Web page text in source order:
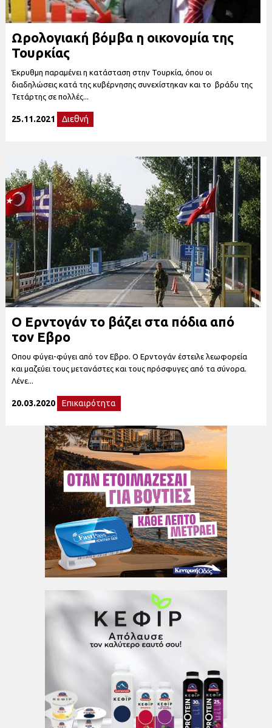
Ωρολογιακή βόμβα η οικονομία της
Τουρκίας
Έκρυθμη παραμένει η κατάσταση στην Τουρκία, όπου οι
διαδηλώσεις κατά της κυβέρνησης συνεχίστηκαν και το βράδυ της
Τετάρτης σε πολλές...
25.11.2021 Διεθνή
Ο Ερντογάν το βάζει στα πόδια από
τον Εβρο
Οπου φύγει-φύγει από τον Εβρο. Ο Ερντογάν έστειλε λεωφορεία
και μαζεύει τους μετανάστες και τους πρόσφυγες από τα σύνορα.
Λένε...
20.03.2020 Επικαιρότητα